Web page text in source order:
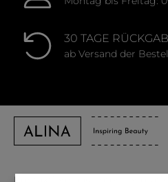
verliert an Glanz und
unsichtbarer Schutzfilm um
die Feuchtigkeit ein und
Die richtige Form für
30 TAGE
ab Versand der